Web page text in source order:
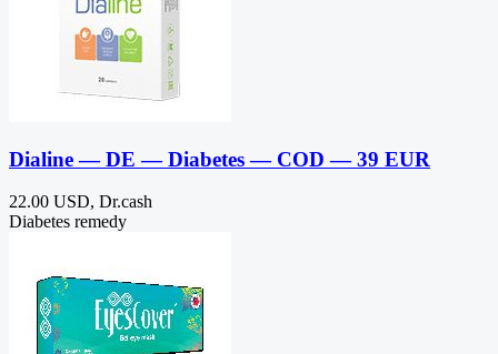
Dialine — DE — Diabetes — COD — 39 EUR
22.00 USD, Dr.cash
Diabetes remedy